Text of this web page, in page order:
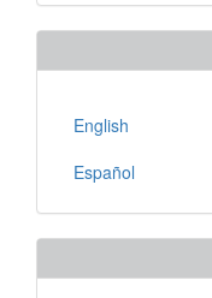
English
Español